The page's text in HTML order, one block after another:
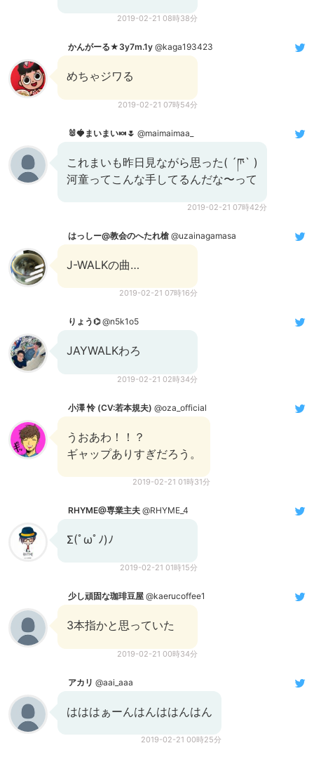
2019-02-21 08時38分
かんがーる★3y7m.1y @kaga193423
めちゃジワる
2019-02-21 07時54分
🐰🍓まいまい🍬🌷 @maimaimaa_
これまいも昨日見ながら思った( ´ཫ` )
河童ってこんな手してるんだな〜って
2019-02-21 07時42分
はっしー@教会のへたれ槍 @uzainagamasa
J-WALKの曲…
2019-02-21 07時16分
りょう⌬ @n5k1o5
JAYWALKわろ
2019-02-21 02時34分
小澤 怜 (CV:若本規夫) @oza_official
うおあわ！！？
ギャップありすぎだろう。
2019-02-21 01時31分
RHYME@専業主夫 @RHYME_4
Σ(ﾟωﾟﾉ)ﾉ
2019-02-21 01時15分
少し頑固な珈琲豆屋 @kaerucoffee1
3本指かと思っていた
2019-02-21 00時34分
アカリ @aai_aaa
はははぁーんはんははんはん
2019-02-21 00時25分